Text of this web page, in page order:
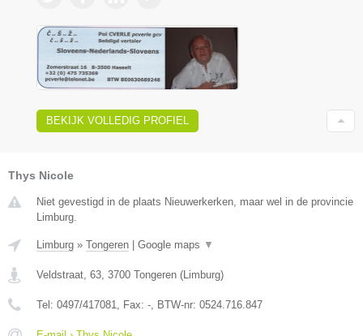
BEKIJK VOLLEDIG PROFIEL
Thys Nicole
Niet gevestigd in de plaats Nieuwerkerken, maar wel in de provincie
Limburg.
Limburg » Tongeren | Google maps ▼
Veldstraat, 63 3700 Tongeren (Limburg)
Tel: 0497/417081 , Fax: - , BTW-nr: 0524.716.847